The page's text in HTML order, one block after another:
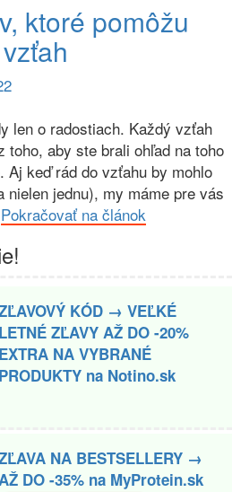
ktoré pomôžu
len o radostiach. Každý vzťah
toho, aby ste brali ohľad na toho
Aj keď rád do vzťahu by mohlo
nielen jednu), my máme pre vás
Pokračovať na článok
KÓD → VEĽKÉ
LETNÉ ZĽAVY AŽ DO -20%
EXTRA NA VYBRANÉ
PRODUKTY na Notino.sk
NA BESTSELLERY →
DO -35% na MyProtein.sk